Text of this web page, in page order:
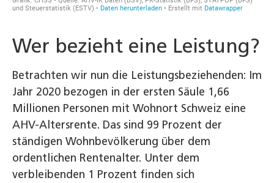
Wer bezieht eine Leistung?
Betrachten wir nun die Leistungsbeziehenden: Im
Jahr 2020 bezogen in der ersten Säule 1,66
Millionen Personen mit Wohnort Schweiz eine
AHV-Altersrente. Das sind 99 Prozent der
ständigen Wohnbevölkerung über dem
ordentlichen Rentenalter. Unter dem
verbleibenden 1 Prozent finden sich